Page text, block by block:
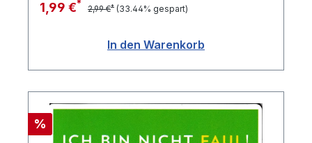
1,99 €* 2,99 €* (33.44% gespart)
In den Warenkorb
Rabatt
%